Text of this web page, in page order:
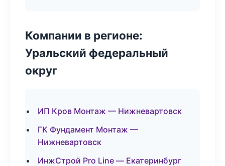
Компании в регионе:
Уральский федеральный
округ
ИП Кров Монтаж — Нижневартовск
ГК Фундамент Монтаж —
Нижневартовск
ИнжСтрой Pro Line — Екатеринбург